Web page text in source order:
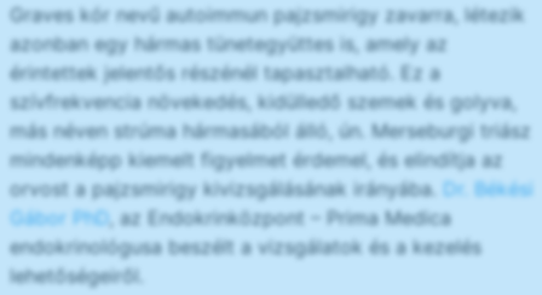
Graves kór nevű autoimmun pajzsmirigy zavarra, létezik
azonban egy hármas tünetegyüttes is, amely az
érintettek jelentős részénél tapasztalható. Ez a
szívfrekvencia növekedés, kidülledő szemek és golyva,
más néven strúma hármasából álló, ún. Merseburgi triász
mindenképp kiemelt figyelmet érdemel, és elindítja az
orvost a pajzsmirigy kivizsgálásának irányába. Dr. Békési
Gábor PhD, az Endokrinközpont – Prima Medica
endokrinológusa beszélt a vizsgálatok és a kezelés
lehetőségeiről.